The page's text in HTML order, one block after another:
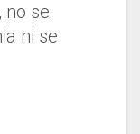
no se
ni se